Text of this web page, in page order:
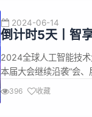
2024-06-14
倒计时5天丨智
2024全球人工智能技
本届大会继续沿袭“会
同分享和探讨人工智
396 收藏